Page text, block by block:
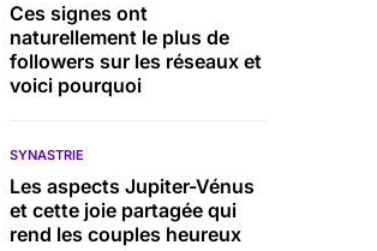
Ces signes ont
naturellement le plus de
followers sur les réseaux et
voici pourquoi
SYNASTRIE
Les aspects Jupiter-Vénus
et cette joie partagée qui
rend les couples heureux